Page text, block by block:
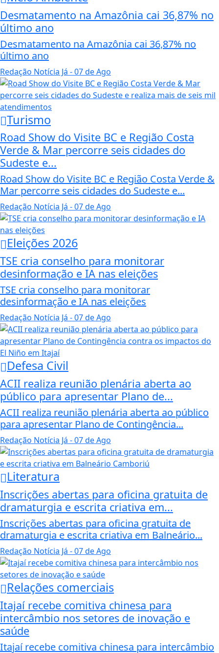
Desmatamento na Amazônia cai 36,87% no
último ano
Desmatamento na Amazônia cai 36,87% no
último ano
Redação Notícia Já - 07 de Ago
Turismo
Road Show do Visite BC e Região Costa
Verde & Mar percorre seis cidades do
Sudeste e...
Road Show do Visite BC e Região Costa Verde &
Mar percorre seis cidades do Sudeste e...
Redação Notícia Já - 07 de Ago
Eleições 2026
TSE cria conselho para monitorar
desinformação e IA nas eleições
TSE cria conselho para monitorar
desinformação e IA nas eleições
Redação Notícia Já - 07 de Ago
Defesa Civil
ACII realiza reunião plenária aberta ao
público para apresentar Plano de...
ACII realiza reunião plenária aberta ao público
para apresentar Plano de Contingência...
Redação Notícia Já - 07 de Ago
Literatura
Inscrições abertas para oficina gratuita de
dramaturgia e escrita criativa em...
Inscrições abertas para oficina gratuita de
dramaturgia e escrita criativa em Balneário...
Redação Notícia Já - 07 de Ago
Relações comerciais
Itajaí recebe comitiva chinesa para
intercâmbio nos setores de inovação e
saúde
Itajaí recebe comitiva chinesa para intercâmbio